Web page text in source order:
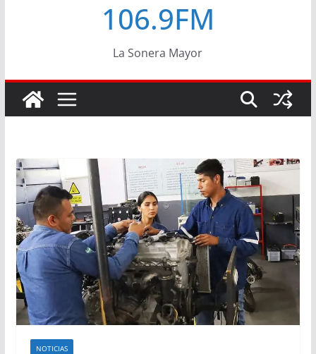
106.9FM
La Sonera Mayor
NOTICIAS